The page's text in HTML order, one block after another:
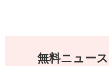
無料ニュー